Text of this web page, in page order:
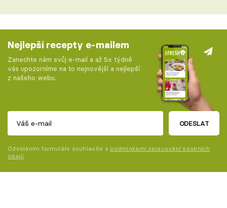
Nejlepší recepty e-mailem
Zanechte nám svůj e-mail a až 5x týdně
vás upozorníme na to nejnovější a nejlepší
z našeho webu.
ODESLAT
Odesláním formuláře souhlasíte s podmínkami zpracování osobních
údajů